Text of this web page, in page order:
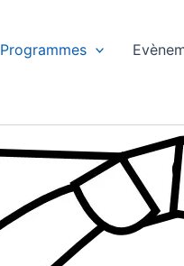
Programmes